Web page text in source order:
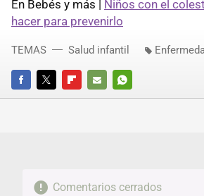
En Bebés y más | Niños con el
hacer para prevenirlo
FACEBOOKTWITTERFLIPBOARD
E-
WHATSAPP
TEMAS Salud infantil
Comentarios cerrados